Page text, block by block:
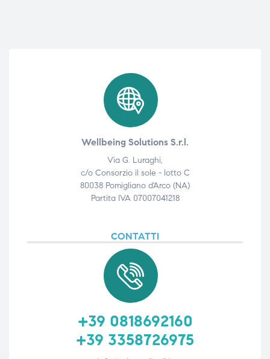
Wellbeing Solutions S.r.l.
Via G. Luraghi,
c/o Consorzio il sole - lotto C
80038 Pomigliano d'Arco (NA)
Partita IVA 07007041218
CONTATTI
+39 0818692160
+39 3358726975